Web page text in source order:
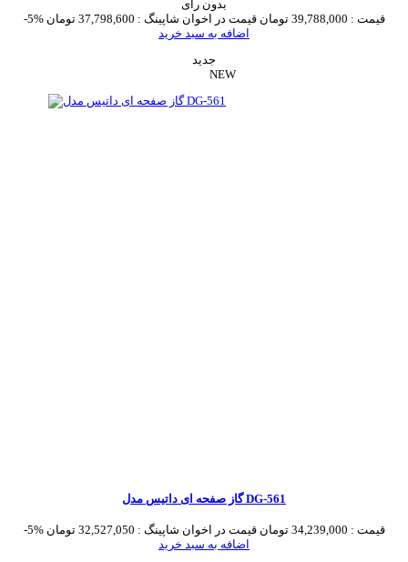
بدون رای
-5%
قیمت : 39,788,000 تومان قیمت در اخوان شاپینگ : 37,798,600 تومان
اضافه به سبد خرید
جدید
NEW
گاز صفحه ای داتیس مدل DG-561
-5% قیمت : 34,239,000 تومان قیمت در اخوان شاپینگ : 32,527,050 تومان
اضافه به سبد خرید